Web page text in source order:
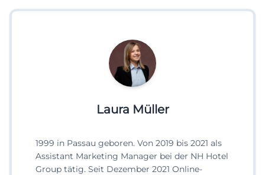
Laura Müller
1999 in Passau geboren. Von 2019 bis 2021 als
Assistant Marketing Manager bei der NH Hotel
Group tätig. Seit Dezember 2021 Online-